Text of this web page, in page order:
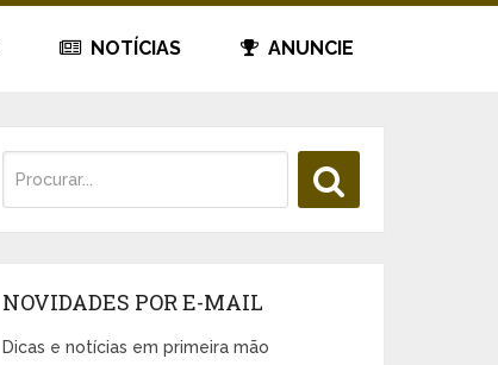
NOTÍCIAS ANUNCIE
NOVIDADES POR E-MAIL
Dicas e notícias em primeira mão